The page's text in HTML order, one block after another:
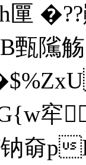
匰
隲
窂
钠奛p